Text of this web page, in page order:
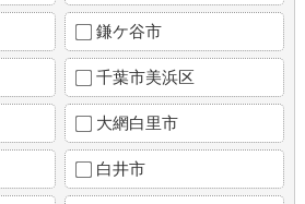
鎌ケ谷市
千葉市美浜区
大網白里市
白井市